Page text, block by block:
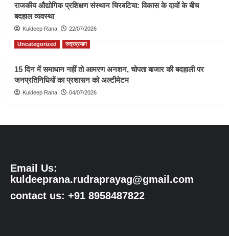
राजकीय औद्योगिक प्रशिक्षण संस्थान चिरबटिया: विकास के दावों के बीच
बदहाल व्यवस्था
Kuldeep Rana 22/07/2026
Uncategorized रुद्रप्रयाग
15 दिन में समाधान नहीं तो आमरण अनशन, चोपता बाजार की बदहाली पर
जनप्रतिनिधियों का प्रशासन को अल्टीमेटम
Kuldeep Rana 04/07/2026
Email Us:
kuldeeprana.rudraprayag@gmail.com
contact us: +91 8958487822